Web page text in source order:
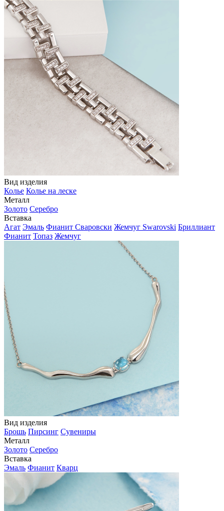
Вид изделия
Колье Колье на леске
Металл
Золото Серебро
Вставка
Агат Эмаль Фианит Сваровски Жемчуг Swarovski Бриллиант
Фианит Топаз Жемчуг
Вид изделия
Брошь Пирсинг Сувениры
Металл
Золото Серебро
Вставка
Эмаль Фианит Кварц